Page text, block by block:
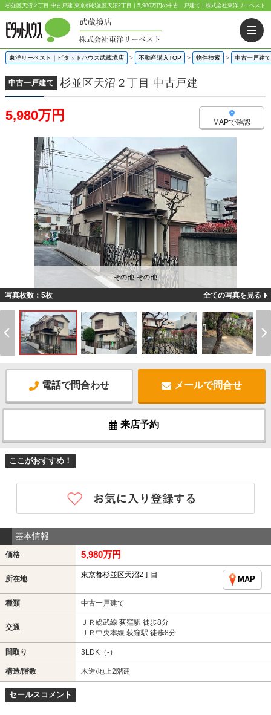
杉並区天沼２丁目 中古戸建 東京都杉並区天沼2丁目｜5,980万円の中古一戸建て｜株式会社東洋リーベスト
東洋リーベスト｜ピタットハウス武蔵境店 > 不動産購入TOP > 物件検索 > 中古一戸建て
中古一戸建て 杉並区天沼２丁目 中古戸建
5,980万円 MAPで確認
その他 その他
写真枚数：5枚 全ての写真を見る
電話で問合わせ メールで問合せ
来店予約
ここがおすすめ！
基本情報
価格 5,980万円
所在地 東京都杉並区天沼2丁目
MAP
種類 中古一戸建て
交通
ＪＲ総武線 荻窪駅 徒歩8分
ＪＲ中央本線 荻窪駅 徒歩8分
間取り 3LDK（-）
構造/階数 木造/地上2階建
セールスコメント